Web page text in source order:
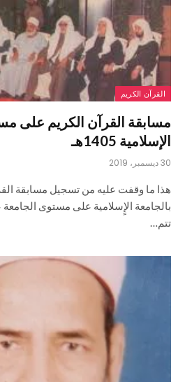
القرآن الكريم
مسابقة القرآن الكريم على
الإسلامية 1405هـ
30 ديسمبر، 2019
هذا ما وقفت عليه من تسجيل مسابقة
تتم…